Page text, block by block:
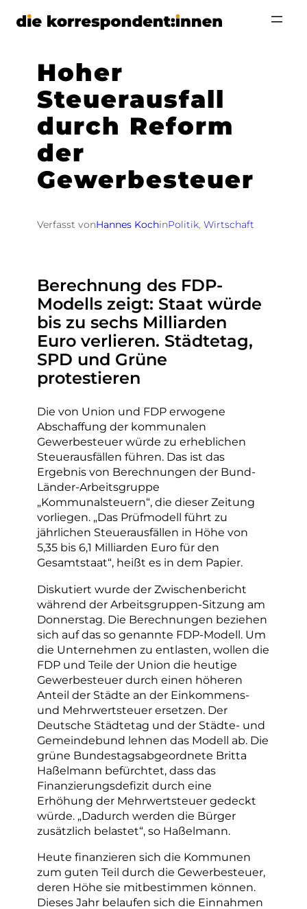
Zum
Hoher
Steuerausfall
durch Reform
der
Gewerbesteuer
Verfasst vonHannes KochinPolitik, Wirtschaft
Berechnung des FDP-
Modells zeigt: Staat würde
bis zu sechs Milliarden
Euro verlieren. Städtetag,
SPD und Grüne
protestieren
Die von Union und FDP erwogene
Abschaffung der kommunalen
Gewerbesteuer würde zu erheblichen
Steuerausfällen führen. Das ist das
Ergebnis von Berechnungen der Bund-
Länder-Arbeitsgruppe
„Kommunalsteuern“, die dieser Zeitung
vorliegen. „Das Prüfmodell führt zu
jährlichen Steuerausfällen in Höhe von
5,35 bis 6,1 Milliarden Euro für den
Gesamtstaat“, heißt es in dem Papier.
Diskutiert wurde der Zwischenbericht
während der Arbeitsgruppen-Sitzung am
Donnerstag. Die Berechnungen beziehen
sich auf das so genannte FDP-Modell. Um
die Unternehmen zu entlasten, wollen die
FDP und Teile der Union die heutige
Gewerbesteuer durch einen höheren
Anteil der Städte an der Einkommens-
und Mehrwertsteuer ersetzen. Der
Deutsche Städtetag und der Städte- und
Gemeindebund lehnen das Modell ab. Die
grüne Bundestagsabgeordnete Britta
Haßelmann befürchtet, dass das
Finanzierungsdefizit durch eine
Erhöhung der Mehrwertsteuer gedeckt
würde. „Dadurch werden die Bürger
zusätzlich belastet“, so Haßelmann.
Heute finanzieren sich die Kommunen
zum guten Teil durch die Gewerbesteuer,
deren Höhe sie mitbestimmen können.
Dieses Jahr belaufen sich die Einnahmen